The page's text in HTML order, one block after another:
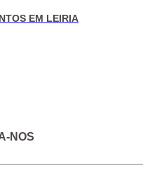
EM LEIRIA
NOS